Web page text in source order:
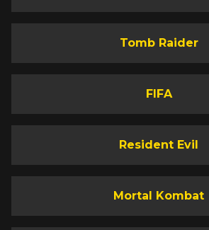
Tomb Raider
FIFA
Resident Evil
Mortal Kombat